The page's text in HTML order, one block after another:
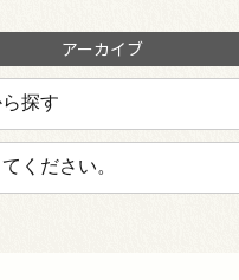
アーカイブ